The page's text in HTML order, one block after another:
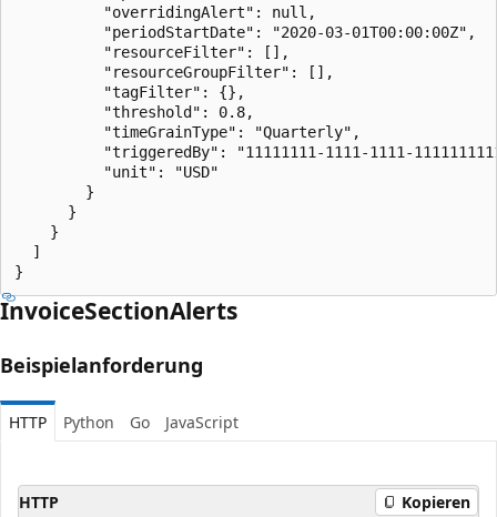
          "overridingAlert": null,
          "periodStartDate": "2020-03-01T00:00:00Z",
          "resourceFilter": [],
          "resourceGroupFilter": [],
          "tagFilter": {},
          "threshold": 0.8,
          "timeGrainType": "Quarterly",
"triggeredBy": "11111111-1111-1111-
          "unit": "USD"
        }
      }
    }
  ]
}
InvoiceSectionAlerts
Beispielanforderung
HTTP Python Go JavaScript
HTTP Kopieren